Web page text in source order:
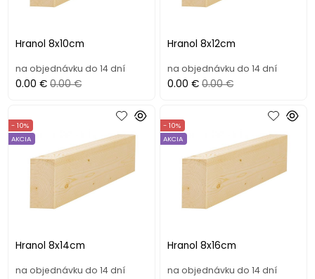
Hranol 8x10cm
na objednávku do 14 dní
0.00 € 0.00 €
Hranol 8x12cm
na objednávku do 14 dní
0.00 € 0.00 €
Hranol 8x14cm
- 10%
AKCIA
na objednávku do 14 dní
Hranol 8x16cm
- 10%
AKCIA
na objednávku do 14 dní